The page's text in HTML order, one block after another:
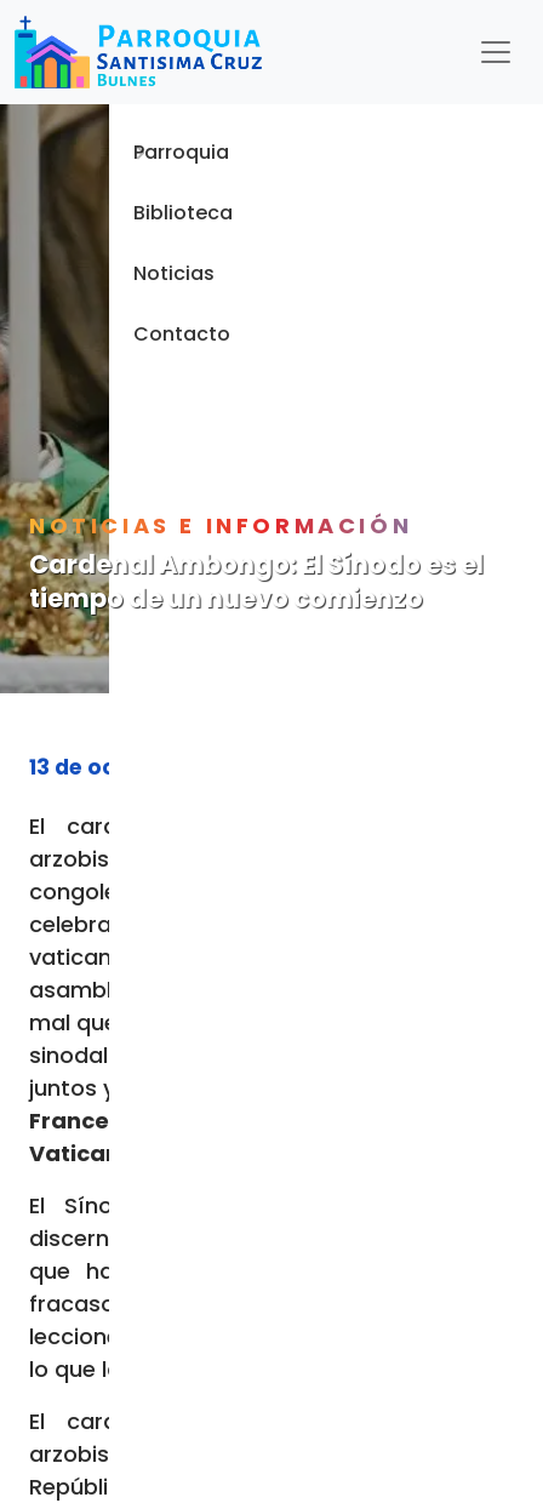
NOTICIAS E INFORMACIÓN
Cardenal Ambongo: El Sínodo es el
tiempo de un nuevo comienzo
13 de octubre de 2023
El cardenal Fridolin Ambongo Besengu,
arzobispo metropolitano de la capital
congoleña, pronunció la homilía de la misa
celebrada esta mañana en la Basílica
vaticana para los participantes en la
asamblea sinodal: podemos combatir el
mal que vemos actuar con las «armas de la
sinodalidad, que requieren unidad, caminar
juntos y discernimiento en la oración»
Francesca Sabatinelli – Ciudad del
Vaticano
El Sínodo es un «tiempo de gracia y
discernimiento», para mirar hacia atrás, a lo
que ha pasado, «con sus glorias y sus
fracasos» y un tiempo «para sacar
lecciones para un nuevo inicio», el Sínodo es
lo que la Iglesia necesitaba, dijo.
El cardenal Fridolin Ambongo Besengu,
arzobispo metropolitano de Kinshasa, en la
República Democrática del Congo,
Menu
Inicio
Parroquia
Biblioteca
Noticias
Contacto